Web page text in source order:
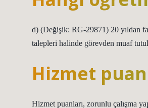
d) (Değişik: RG-29871) 20 yıldan
talepleri halinde görevden muaf
Hizmet
Hizmet puanları, zorunlu çalışma